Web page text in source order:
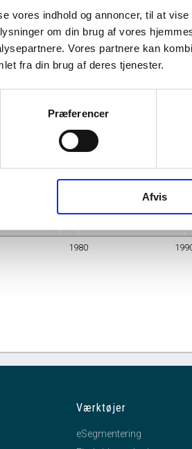
vores indhold og annoncer, til at
om din brug af vores
Vores partnere kan
fra din brug af deres tjenester.
Præferencer
Afvis
fra CVR.
Navn
1980
Vermundsgade 5, 2100
Værktøjer
eSegmentering